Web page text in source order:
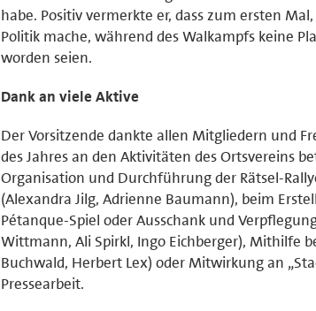
habe. Positiv vermerkte er, dass zum ersten
Politik mache, während des Walkampfs keine
worden seien.
Dank an viele Aktive
Der Vorsitzende dankte allen Mitgliedern und
des Jahres an den Aktivitäten des Ortsvereins
Organisation und Durchführung der Rätsel-
(Alexandra Jilg, Adrienne Baumann), beim
Pétanque-Spiel oder Ausschank und
Wittmann, Ali Spirkl, Ingo Eichberger), Mithilfe
Buchwald, Herbert Lex) oder Mitwirkung an
Pressearbeit.